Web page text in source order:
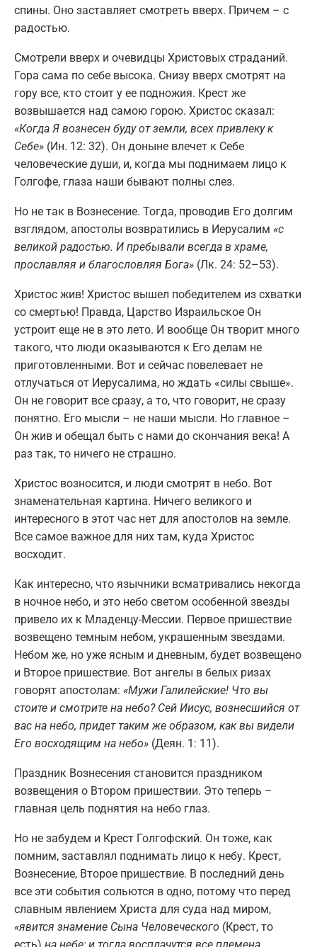
спины. Оно заставляет смотреть вверх. Причем – с
радостью.
Смотрели вверх и очевидцы Христовых страданий.
Гора сама по себе высока. Снизу вверх смотрят на
гору все, кто стоит у ее подножия. Крест же
возвышается над самою горою. Христос сказал:
«Когда Я вознесен буду от земли, всех привлеку к
Себе» (Ин. 12: 32). Он доныне влечет к Себе
человеческие души, и, когда мы поднимаем лицо к
Голгофе, глаза наши бывают полны слез.
Но не так в Вознесение. Тогда, проводив Его долгим
взглядом, апостолы возвратились в Иерусалим «с
великой радостью. И пребывали всегда в храме,
прославляя и благословляя Бога» (Лк. 24: 52–53).
Христос жив! Христос вышел победителем из схватки
со смертью! Правда, Царство Израильское Он
устроит еще не в это лето. И вообще Он творит много
такого, что люди оказываются к Его делам не
приготовленными. Вот и сейчас повелевает не
отлучаться от Иерусалима, но ждать «силы свыше».
Он не говорит все сразу, а то, что говорит, не сразу
понятно. Его мысли – не наши мысли. Но главное –
Он жив и обещал быть с нами до скончания века! А
раз так, то ничего не страшно.
Христос возносится, и люди смотрят в небо. Вот
знаменательная картина. Ничего великого и
интересного в этот час нет для апостолов на земле.
Все самое важное для них там, куда Христос
восходит.
Как интересно, что язычники всматривались некогда
в ночное небо, и это небо светом особенной звезды
привело их к Младенцу-Мессии. Первое пришествие
возвещено темным небом, украшенным звездами.
Небом же, но уже ясным и дневным, будет возвещено
и Второе пришествие. Вот ангелы в белых ризах
говорят апостолам: «Мужи Галилейские! Что вы
стоите и смотрите на небо? Сей Иисус, вознесшийся от
вас на небо, придет таким же образом, как вы видели
Его восходящим на небо» (Деян. 1: 11).
Праздник Вознесения становится праздником
возвещения о Втором пришествии. Это теперь –
главная цель поднятия на небо глаз.
Но не забудем и Крест Голгофский. Он тоже, как
помним, заставлял поднимать лицо к небу. Крест,
Вознесение, Второе пришествие. В последний день
все эти события сольются в одно, потому что перед
славным явлением Христа для суда над миром,
«явится знамение Сына Человеческого (Крест, то